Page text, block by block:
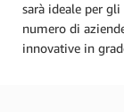
sarà ideale per
numero di
innovative in